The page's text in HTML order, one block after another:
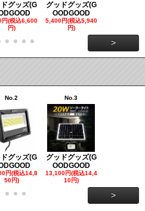
グッズ(G
円(税込6,600
円)
グッドグッズ(G
OODGOOD
5,400円(税込5,940
円)
>
No.2
グッズ(G
円(税込14,8
50円)
No.3
グッドグッズ(G
OODGOOD
13,100円(税込14,4
10円)
>